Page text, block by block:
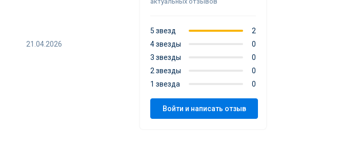
21.04.2026
5 звезд
2
4 звезды
0
3 звезды
0
2 звезды
0
1 звезда
0
Войти и написать отзыв